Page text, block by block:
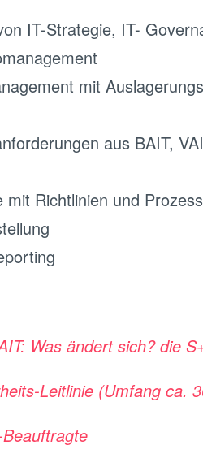
IT-Strategie, IT-
mit
aus BAIT,
Richtlinien und
Was ändert sich? die
Leitlinie (Umfang ca.